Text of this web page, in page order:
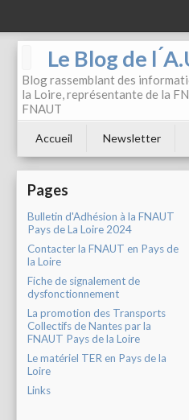
Le Blog de l
Blog rassemblant des
la Loire, représentante de la
FNAUT
Accueil Newsletter
Pages
Bulletin d'Adhésion à la FNAUT
Pays de La Loire 2024
Contacter la FNAUT en Pays de
la Loire
Fiche de signalement de
dysfonctionnement
La promotion des Transports
Collectifs de Nantes par la
FNAUT Pays de la Loire
Le matériel TER en Pays de la
Loire
Links